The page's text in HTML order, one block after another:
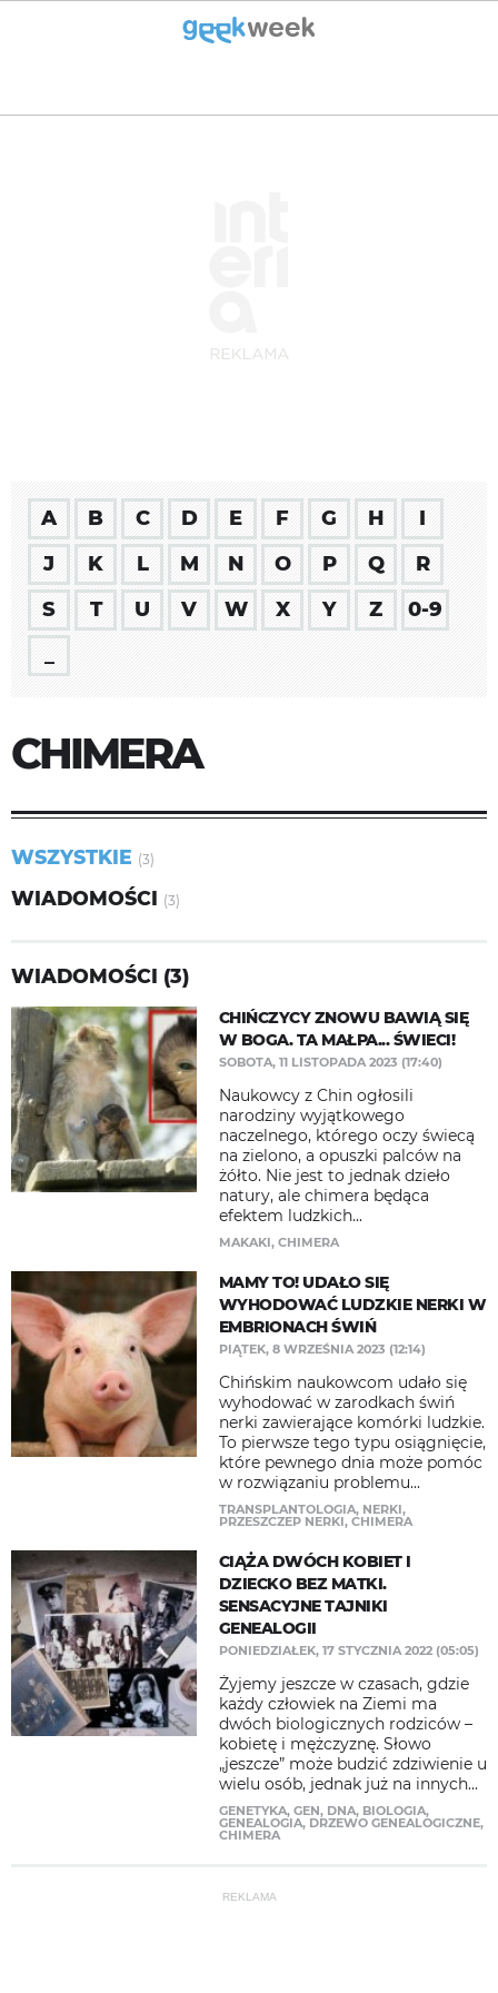
A B C D E F G H
I
J
K L M N O P Q
R
S
T U V W X Y Z
0-9
CHIMERA
WSZYSTKIE (3)
WIADOMOŚCI (3)
WIADOMOŚCI (3)
CHIŃCZYCY ZNOWU BAWIĄ SIĘ
W BOGA. TA MAŁPA... ŚWIECI!
SOBOTA, 11 LISTOPADA 2023 (17:40)
Naukowcy z Chin ogłosili
narodziny wyjątkowego
naczelnego, którego oczy świecą
na zielono, a opuszki palców na
żółto. Nie jest to jednak dzieło
natury, ale chimera będąca
efektem ludzkich...
MAKAKI, CHIMERA
MAMY TO! UDAŁO SIĘ
WYHODOWAĆ LUDZKIE NERKI W
EMBRIONACH ŚWIŃ
PIĄTEK, 8 WRZEŚNIA 2023 (12:14)
Chińskim naukowcom udało się
wyhodować w zarodkach świń
nerki zawierające komórki ludzkie.
To pierwsze tego typu osiągnięcie,
które pewnego dnia może pomóc
w rozwiązaniu problemu...
TRANSPLANTOLOGIA, NERKI,
PRZESZCZEP NERKI, CHIMERA
CIĄŻA DWÓCH KOBIET I
DZIECKO BEZ MATKI.
SENSACYJNE TAJNIKI
GENEALOGII
PONIEDZIAŁEK, 17 STYCZNIA 2022 (05:05)
Żyjemy jeszcze w czasach, gdzie
każdy człowiek na Ziemi ma
dwóch biologicznych rodziców –
kobietę i mężczyznę. Słowo
„jeszcze” może budzić zdziwienie u
wielu osób, jednak już na innych...
GENETYKA, GEN, DNA, BIOLOGIA,
GENEALOGIA, DRZEWO GENEALOGICZNE,
CHIMERA
REKLAMA